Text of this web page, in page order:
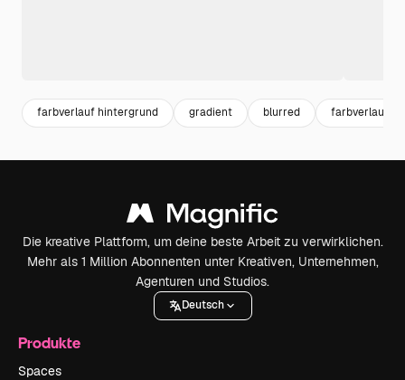
farbverlauf hintergrund gradient blurred farbverlauf
Die kreative Plattform, um deine beste Arbeit zu verwirklichen.
Mehr als 1 Million Abonnenten unter Kreativen, Unternehmen,
Agenturen und Studios.
Deutsch
Produkte
Spaces